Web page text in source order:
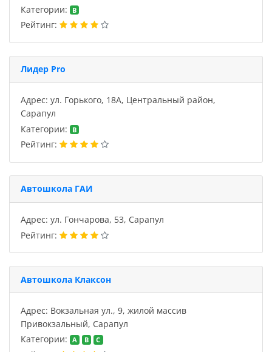
Категории:
B
Рейтинг:
Лидер Pro
Адрес: ул. Горького, 18А, Центральный район,
Сарапул
Категории:
B
Рейтинг:
Автошкола ГАИ
Адрес: ул. Гончарова, 53, Сарапул
Рейтинг:
Автошкола Клаксон
Адрес: Вокзальная ул., 9, жилой массив
Привокзальный, Сарапул
Категории:
A B C